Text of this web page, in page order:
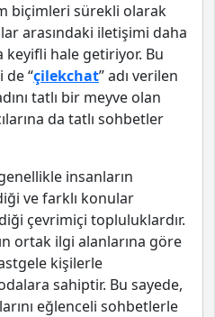
biçimleri sürekli olarak
arasındaki iletişimi daha
keyifli hale getiriyor. Bu
de “çilekchat” adı verilen
tatlı bir meyve olan
da tatlı sohbetler
insanların
ve farklı konular
çevrimiçi topluluklardır.
ortak ilgi alanlarına göre
kişilerle
sahiptir. Bu sayede,
eğlenceli sohbetlerle